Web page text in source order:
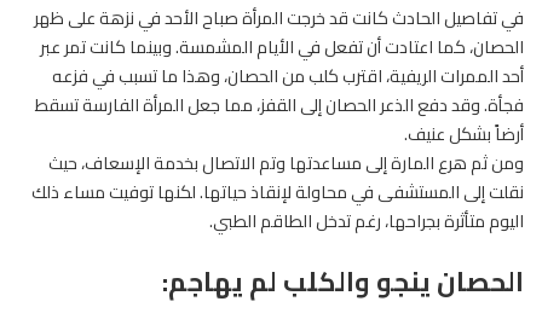
في تفاصيل الحادث كانت قد خرجت المرأة صباح الأحد في نزهة على ظهر
الحصان، كما اعتادت أن تفعل في الأيام المشمسة. وبينما كانت تمر عبر
أحد الممرات الريفية، اقترب كلب من الحصان، وهذا ما تسبب في فزعه
فجأة. وقد دفع الذعرالحصانإلى القفز، مما جعل المرأة الفارسة تسقط
أرضاً بشكل عنيف.
ومن ثم هرع المارة إلى مساعدتها وتم الاتصال بخدمة الإسعاف، حيث
نقلت إلى المستشفى في محاولة لإنقاذ حياتها. لكنها توفيت مساء ذلك
اليوم متأثرة بجراحها، رغم تدخل الطاقم الطبي.
الحصان ينجو والكلب لم يهاجم: